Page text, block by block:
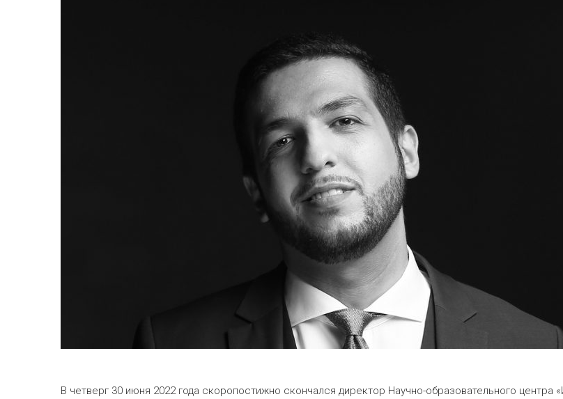
В четверг 30 июня 2022 года скоропостижно скончался директор Научно-образовательного центра